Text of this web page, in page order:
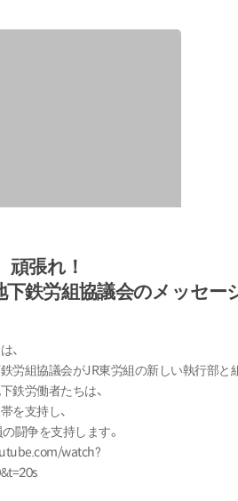
頑張れ！
下鉄労組協議会のメッセー
、
労組協議会がJR東労組の新しい執行部と
鉄労働者たちは、
を支持し、
闘争を支持します。
watch?